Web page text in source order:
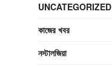
UNCATEGORIZED
কাজের খবর
নস্টালজিয়া